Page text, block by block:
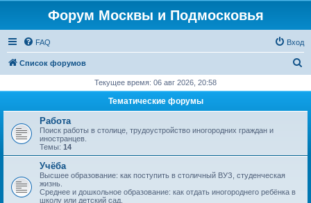
Форум Москвы и Подмосковья
FAQ Вход
Список форумов
с
Текущее время: 06 авг 2026, 20:58
Тематические форумы
Работа
Поиск работы в столице, трудоустройство иногородних граждан и
иностранцев.
Темы: 14
Учёба
Высшее образование: как поступить в столичный ВУЗ, студенческая
жизнь.
Среднее и дошкольное образование: как отдать иногороднего ребёнка в
школу или детский сад.